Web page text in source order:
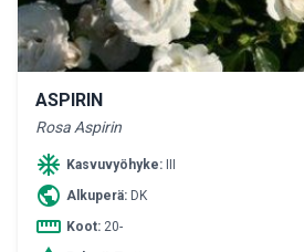
ASPIRIN
Rosa Aspirin
ac_unit Kasvuvyöhyke:
public Alkuperä: DK
straighten Koot: 20-